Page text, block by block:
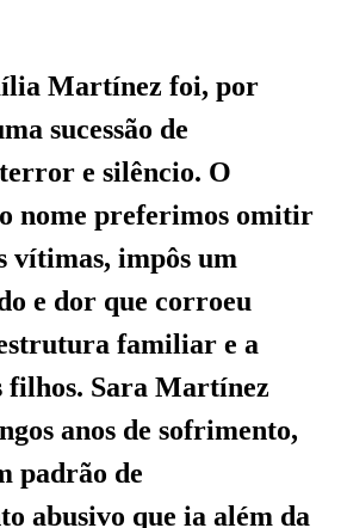
Martínez foi, por
sucessão de
e silêncio. O
nome preferimos omitir
vítimas, impôs um
e dor que corroeu
familiar e a
filhos. Sara Martínez
anos de sofrimento,
padrão de
abusivo que ia além da